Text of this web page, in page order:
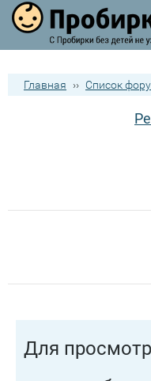
Главная ›› Список
Для